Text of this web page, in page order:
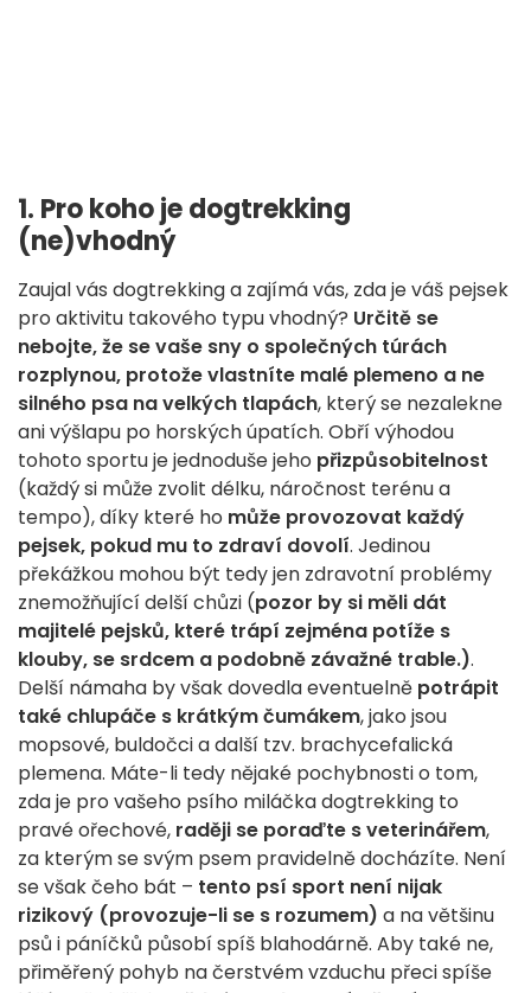
1. Pro koho je dogtrekking
(ne)vhodný
Zaujal vás dogtrekking a zajímá vás, zda je váš pejsek
pro aktivitu takového typu vhodný? Určitě se
nebojte, že se vaše sny o společných túrách
rozplynou, protože vlastníte malé plemeno a ne
silného psa na velkých tlapách, který se nezalekne
ani výšlapu po horských úpatích. Obří výhodou
tohoto sportu je jednoduše jeho přizpůsobitelnost
(každý si může zvolit délku, náročnost terénu a
tempo), díky které ho může provozovat každý
pejsek, pokud mu to zdraví dovolí. Jedinou
překážkou mohou být tedy jen zdravotní problémy
znemožňující delší chůzi (pozor by si měli dát
majitelé pejsků, které trápí zejména potíže s
klouby, se srdcem a podobně závažné trable.).
Delší námaha by však dovedla eventuelně potrápit
také chlupáče s krátkým čumákem, jako jsou
mopsové, buldočci a další tzv. brachycefalická
plemena. Máte-li tedy nějaké pochybnosti o tom,
zda je pro vašeho psího miláčka dogtrekking to
pravé ořechové, raději se poraďte s veterinářem,
za kterým se svým psem pravidelně docházíte. Není
se však čeho bát – tento psí sport není nijak
rizikový (provozuje-li se s rozumem) a na většinu
psů i páníčků působí spíš blahodárně. Aby také ne,
přiměřený pohyb na čerstvém vzduchu přeci spíše